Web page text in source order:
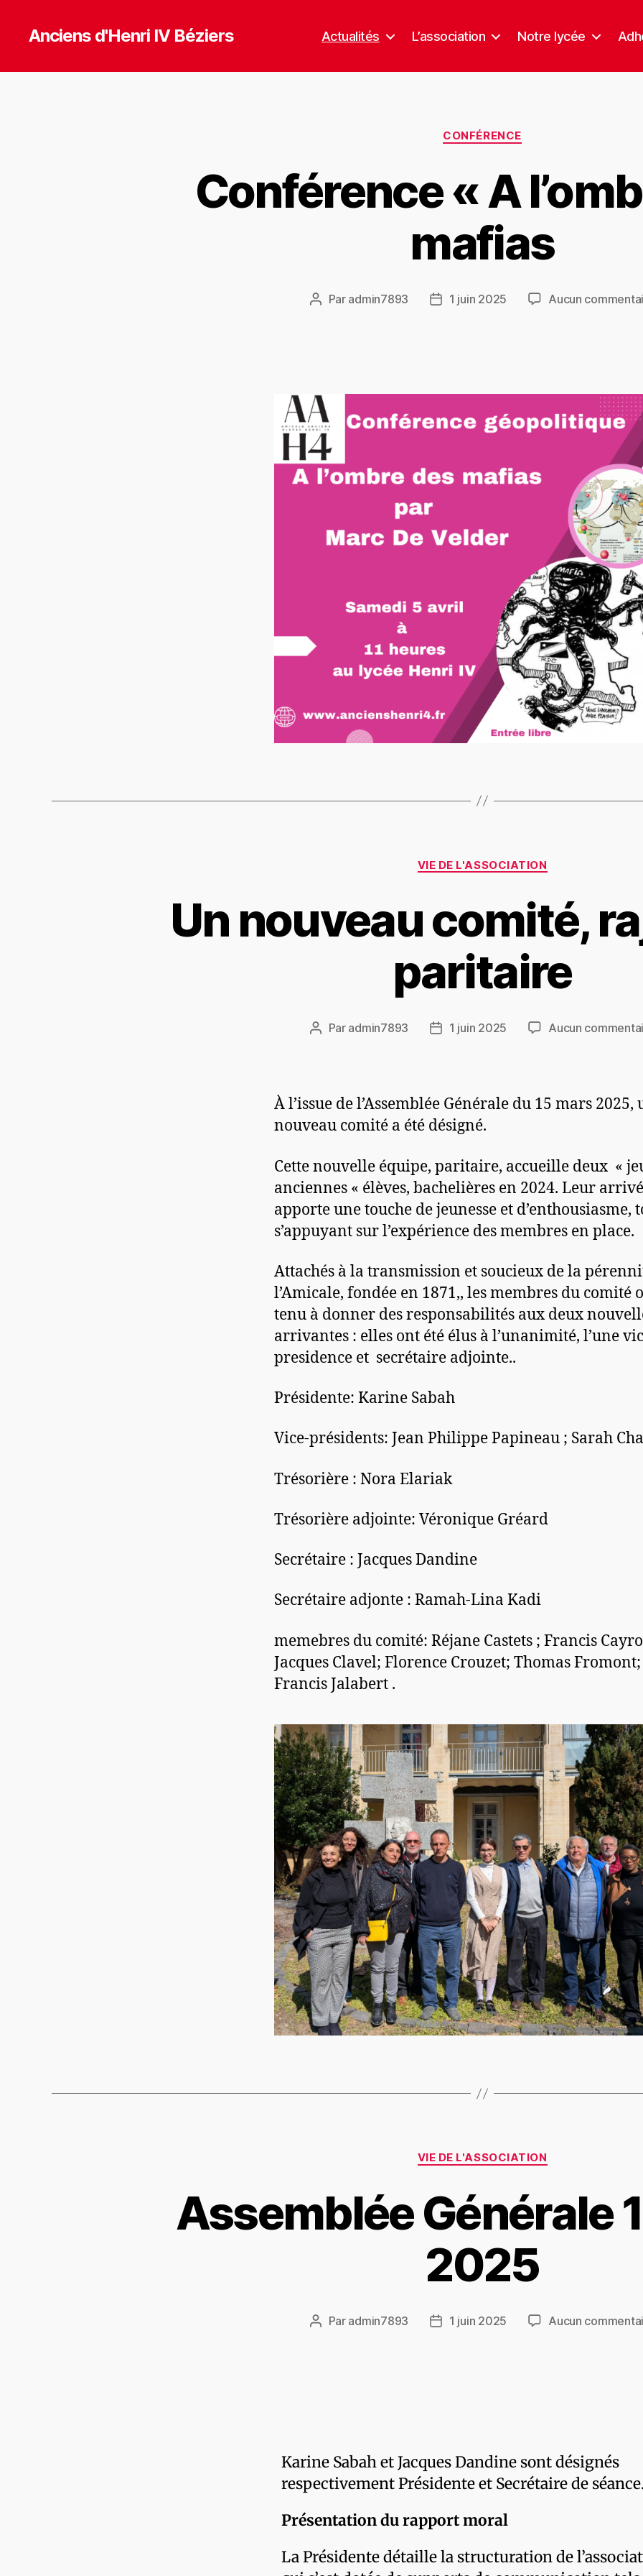
Anciens d'Henri IV Béziers Actualités L’association Notre lycée
CONFÉRENCE
Conférence « A
mafias
Par admin7893 1 juin 2025 Aucun
VIE DE L'ASSOCIATION
Un nouveau comité,
paritaire
Par admin7893 1 juin 2025 Aucun
À l’issue de l’Assemblée Générale du 15 mars 2025,
nouveau comité a été désigné.
Cette nouvelle équipe, paritaire, accueille deux «
anciennes « élèves, bachelières en 2024. Leur
apporte une touche de jeunesse et d’enthousiasme,
s’appuyant sur l’expérience des membres en place.
Attachés à la transmission et soucieux de la
l’Amicale, fondée en 1871,, les membres du comité
tenu à donner des responsabilités aux deux
arrivantes : elles ont été élus à l’unanimité, l’une
presidence et secrétaire adjointe..
Présidente: Karine Sabah
Vice-présidents: Jean Philippe Papineau ; Sarah
Trésorière : Nora Elariak
Trésorière adjointe: Véronique Gréard
Secrétaire : Jacques Dandine
Secrétaire adjonte : Ramah-Lina Kadi
memebres du comité: Réjane Castets ; Francis
Jacques Clavel; Florence Crouzet; Thomas Fromont;
Francis Jalabert .
VIE DE L'ASSOCIATION
Assemblée Générale
2025
Par admin7893 1 juin 2025 Aucun
Karine Sabah et Jacques Dandine sont désignés
respectivement Présidente et Secrétaire de
Présentation du rapport moral
La Présidente détaille la structuration de